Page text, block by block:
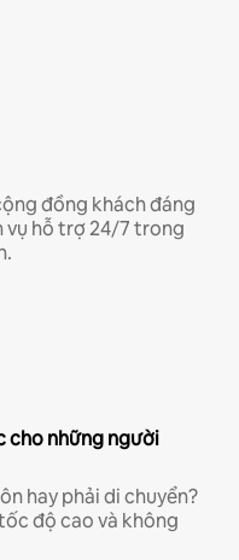
đồng khách đáng
vụ hỗ trợ 24/7 trong
cho những người
hay phải di chuyển?
độ cao và không